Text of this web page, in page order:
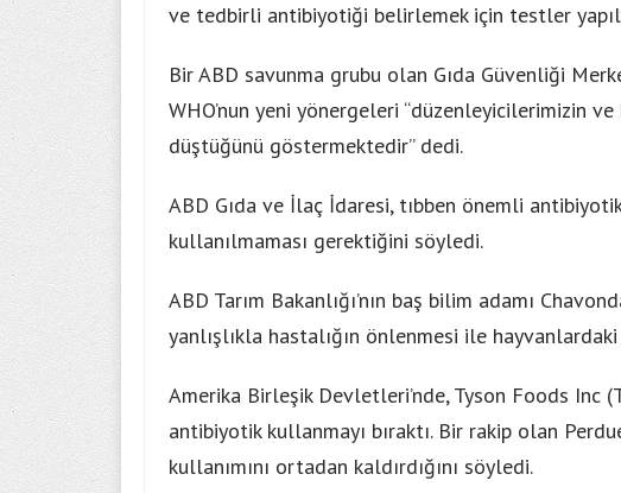
ve tedbirli antibiyotiği belirlemek için testler
Bir ABD savunma grubu olan Gıda Güvenliği
WHO’nun yeni yönergeleri “düzenleyicilerimizin
düştüğünü göstermektedir” dedi.
ABD Gıda ve İlaç İdaresi, tıbben önemli
kullanılmaması gerektiğini söyledi.
ABD Tarım Bakanlığı’nın baş bilim adamı
yanlışlıkla hastalığın önlenmesi ile
Amerika Birleşik Devletleri’nde, Tyson Foods Inc
antibiyotik kullanmayı bıraktı. Bir rakip olan
kullanımını ortadan kaldırdığını söyledi.